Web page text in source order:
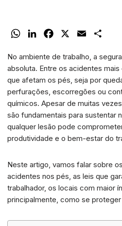
W
a
t
s
A
n
k
e
d
n
c
e
b
o
a
i
a
r
e
No ambiente de trabalho, a
absoluta. Entre os acidentes
que afetam os pés, seja por
perfurações, escorregões ou
químicos. Apesar de muitas
são fundamentais para sustentar
qualquer lesão pode
produtividade e o bem-estar do
Neste artigo, vamos falar sobre
acidentes nos pés, as leis que
trabalhador, os locais com maior
principalmente, como se